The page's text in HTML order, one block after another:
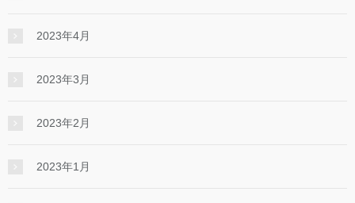
2023年4月
2023年3月
2023年2月
2023年1月